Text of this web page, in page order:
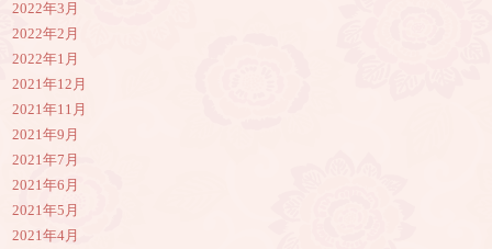
2022年3月
2022年2月
2022年1月
2021年12月
2021年11月
2021年9月
2021年7月
2021年6月
2021年5月
2021年4月